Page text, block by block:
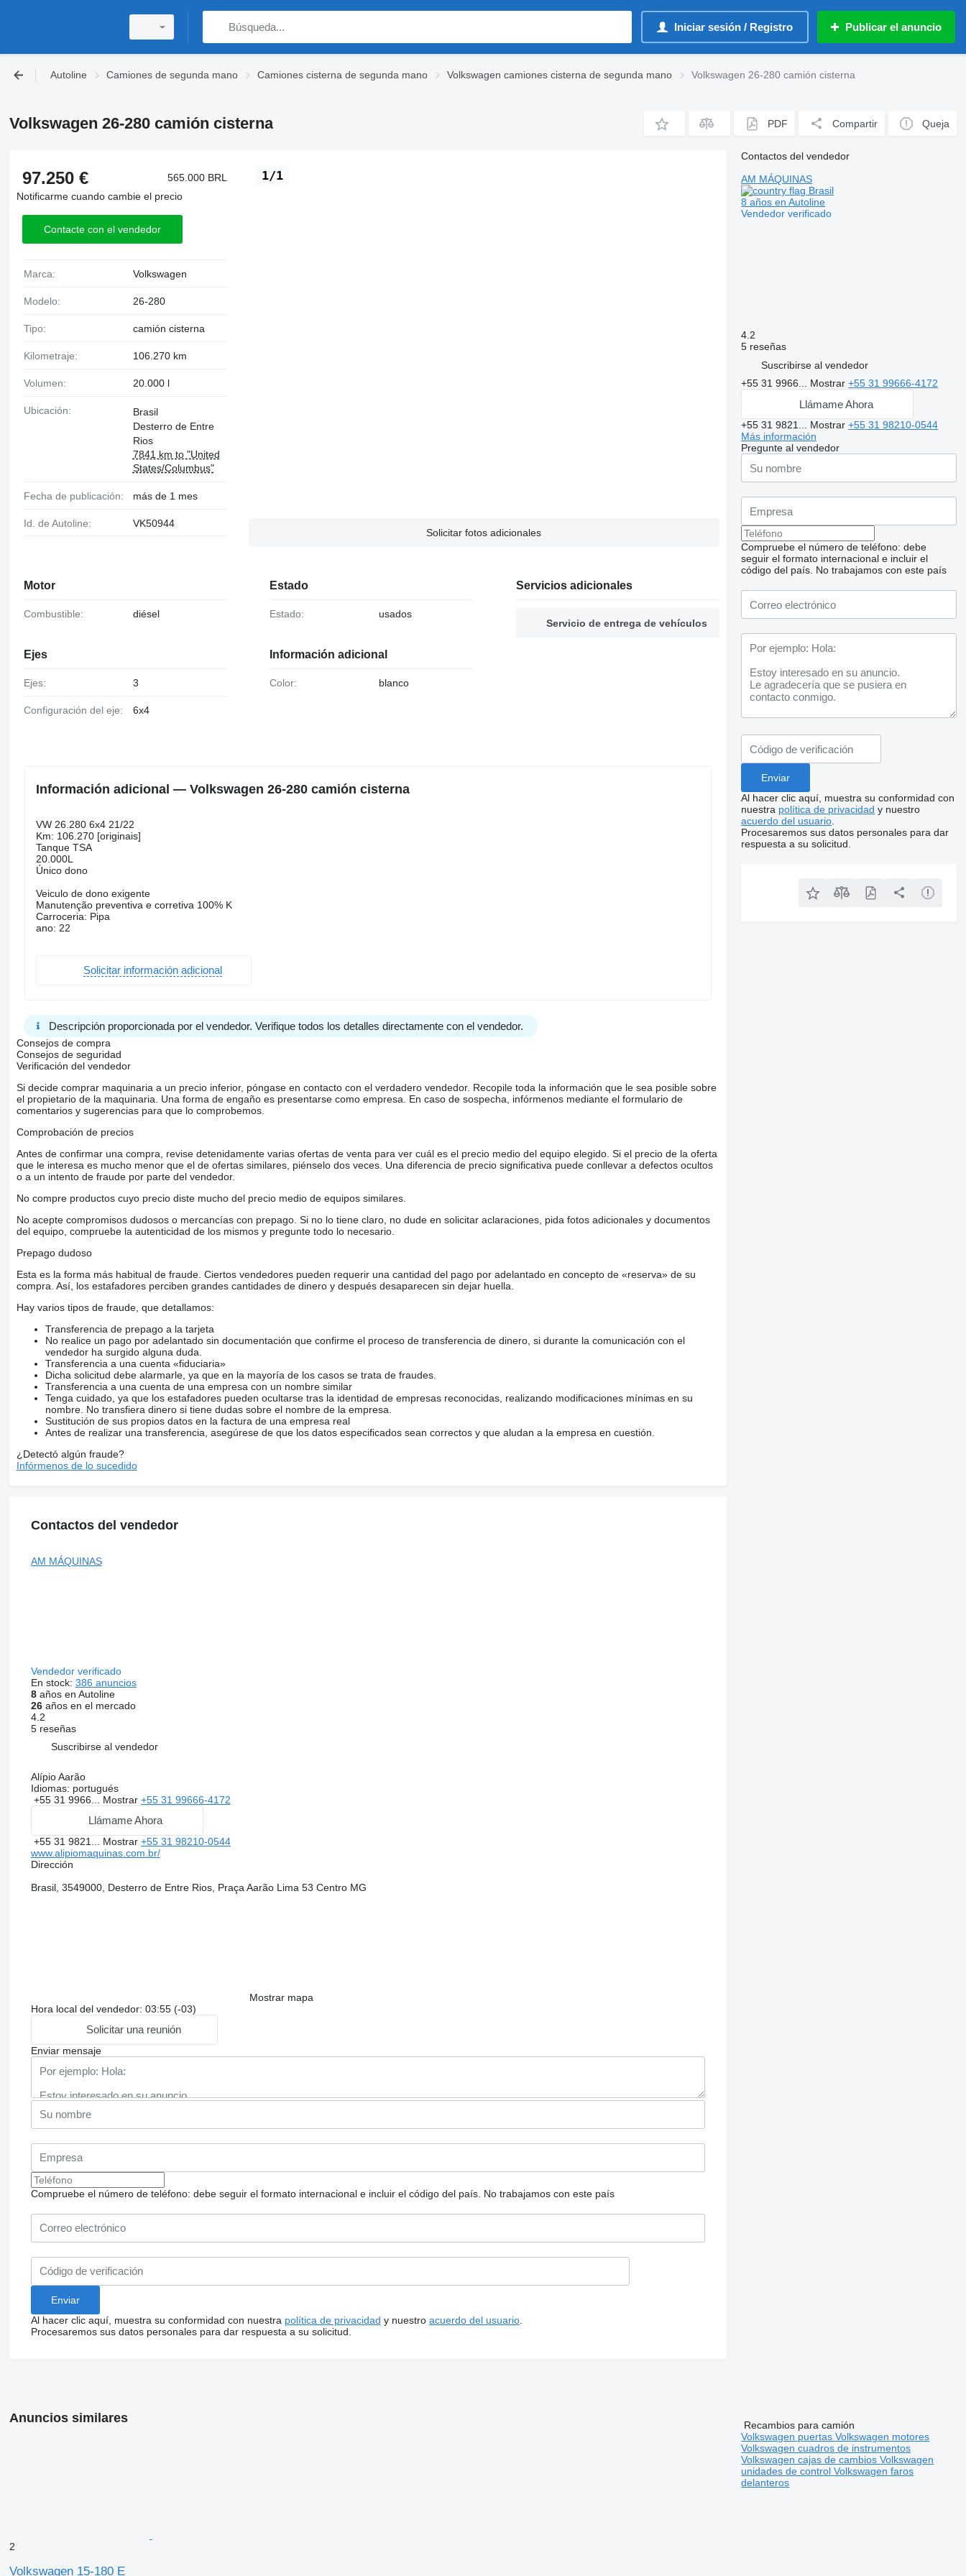
Iniciar sesión / Registro Publicar el anuncio
Autoline Camiones de segunda mano Camiones cisterna de segunda mano Volkswagen camiones cisterna de segunda mano Volkswagen 26-280 camión cisterna
Volkswagen 26-280 camión cisterna PDF Compartir Queja
1/1
Solicitar fotos adicionales
97.250 €
565.000 BRL
Notificarme cuando cambie el precio
Contacte con el vendedor
Marca: Volkswagen
Modelo: 26-280
Tipo: camión cisterna
Kilometraje: 106.270 km
Volumen: 20.000 l
Ubicación:
Brasil
Desterro de Entre
Rios
7841 km to "United
States/Columbus"
Fecha de publicación: más de 1 mes
Id. de Autoline: VK50944
Motor
Combustible: diésel
Ejes
Ejes: 3
Configuración del eje: 6x4
Estado
Estado: usados
Información adicional
Color: blanco
Servicios adicionales
Servicio de entrega de vehículos
Información adicional — Volkswagen 26-280 camión cisterna
VW 26.280 6x4 21/22
Km: 106.270 [originais]
Tanque TSA
20.000L
Único dono
Veiculo de dono exigente
Manutenção preventiva e corretiva 100% K
Carroceria: Pipa
ano: 22
Solicitar información adicional
Descripción proporcionada por el vendedor. Verifique todos los detalles directamente con el vendedor.
Consejos de compra
Consejos de seguridad
Verificación del vendedor
Si decide comprar maquinaria a un precio inferior, póngase en contacto con el verdadero vendedor. Recopile toda la información que le sea posible sobre
el propietario de la maquinaria. Una forma de engaño es presentarse como empresa. En caso de sospecha, infórmenos mediante el formulario de
comentarios y sugerencias para que lo comprobemos.
Comprobación de precios
Antes de confirmar una compra, revise detenidamente varias ofertas de venta para ver cuál es el precio medio del equipo elegido. Si el precio de la oferta
que le interesa es mucho menor que el de ofertas similares, piénselo dos veces. Una diferencia de precio significativa puede conllevar a defectos ocultos
o a un intento de fraude por parte del vendedor.
No compre productos cuyo precio diste mucho del precio medio de equipos similares.
No acepte compromisos dudosos o mercancías con prepago. Si no lo tiene claro, no dude en solicitar aclaraciones, pida fotos adicionales y documentos
del equipo, compruebe la autenticidad de los mismos y pregunte todo lo necesario.
Prepago dudoso
Esta es la forma más habitual de fraude. Ciertos vendedores pueden requerir una cantidad del pago por adelantado en concepto de «reserva» de su
compra. Así, los estafadores perciben grandes cantidades de dinero y después desaparecen sin dejar huella.
Hay varios tipos de fraude, que detallamos:
Transferencia de prepago a la tarjeta
No realice un pago por adelantado sin documentación que confirme el proceso de transferencia de dinero, si durante la comunicación con el
vendedor ha surgido alguna duda.
Transferencia a una cuenta «fiduciaria»
Dicha solicitud debe alarmarle, ya que en la mayoría de los casos se trata de fraudes.
Transferencia a una cuenta de una empresa con un nombre similar
Tenga cuidado, ya que los estafadores pueden ocultarse tras la identidad de empresas reconocidas, realizando modificaciones mínimas en su
nombre. No transfiera dinero si tiene dudas sobre el nombre de la empresa.
Sustitución de sus propios datos en la factura de una empresa real
Antes de realizar una transferencia, asegúrese de que los datos especificados sean correctos y que aludan a la empresa en cuestión.
¿Detectó algún fraude?
Infórmenos de lo sucedido
Contactos del vendedor
AM MÁQUINAS
Vendedor verificado
En stock: 386 anuncios
8años en Autoline
26años en el mercado
4.2
5 reseñas
Suscribirse al vendedor
Alípio Aarão
Idiomas: portugués
+55 31 9966... Mostrar +55 31 99666-4172
Llámame Ahora
+55 31 9821... Mostrar +55 31 98210-0544
www.alipiomaquinas.com.br/
Dirección
Brasil, 3549000, Desterro de Entre Rios, Praça Aarão Lima 53 Centro MG
Mostrar mapa
Hora local del vendedor: 03:55 (-03)
Solicitar una reunión
Enviar mensaje
Compruebe el número de teléfono: debe seguir el formato internacional e incluir el código del país. No trabajamos con este país
Al hacer clic aquí, muestra su conformidad con nuestra política de privacidad y nuestro acuerdo del usuario.
Procesaremos sus datos personales para dar respuesta a su solicitud.
Contactos del vendedor
AM MÁQUINAS
Brasil
8 años en Autoline
Vendedor verificado
4.2
5 reseñas
Suscribirse al vendedor
+55 31 9966... Mostrar+55 31 99666-4172
Llámame Ahora
+55 31 9821... Mostrar+55 31 98210-0544
Más información
Pregunte al vendedor
Compruebe el número de teléfono: debe
seguir el formato internacional e incluir el
código del país. No trabajamos con este país
Al hacer clic aquí, muestra su conformidad con
nuestra política de privacidad y nuestro
acuerdo del usuario
Procesaremos sus datos personales para dar
respuesta a su solicitud.
Anuncios similares
2
Volkswagen 15-180 E
Recambios para camión
Volkswagen puertasVolkswagen motores
Volkswagen cuadros de instrumentos
Volkswagen cajas de cambiosVolkswagen
unidades de controlVolkswagen faros
delanteros